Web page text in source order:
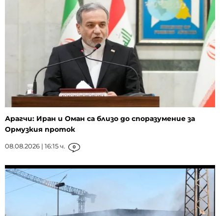
Арагчи: Иран и Оман са близо до споразумение за
Ормузкия проток
08.08.2026 | 16:15 ч. 0